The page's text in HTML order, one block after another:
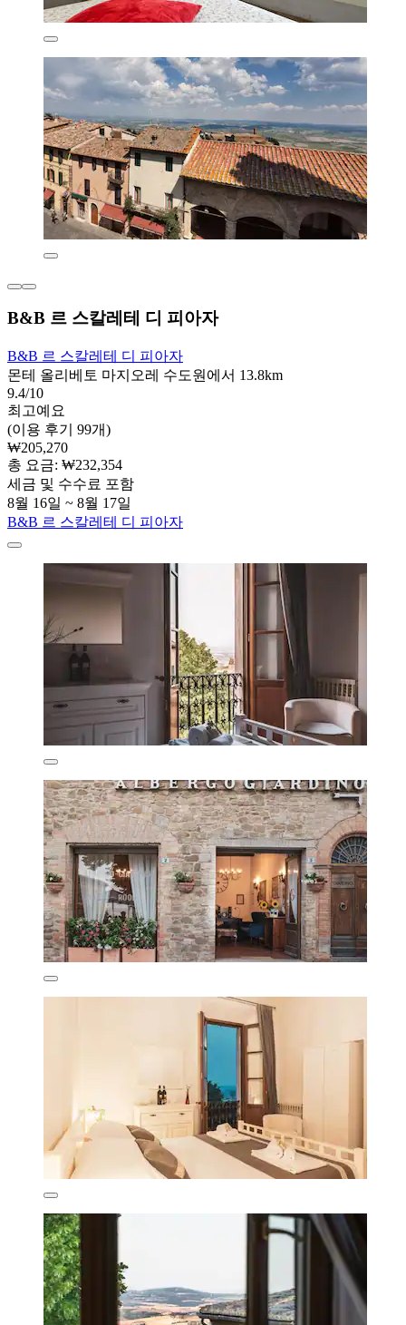
B&B 르 스칼레테 디 피아자
B&B 르 스칼레테 디 피아자
몬테 올리베토 마지오레 수도원에서 13.8km
9.4/10
최고예요
(이용 후기 99개)
₩205,270
총 요금: ₩232,354
세금 및 수수료 포함
8월 16일 ~ 8월 17일
B&B 르 스칼레테 디 피아자